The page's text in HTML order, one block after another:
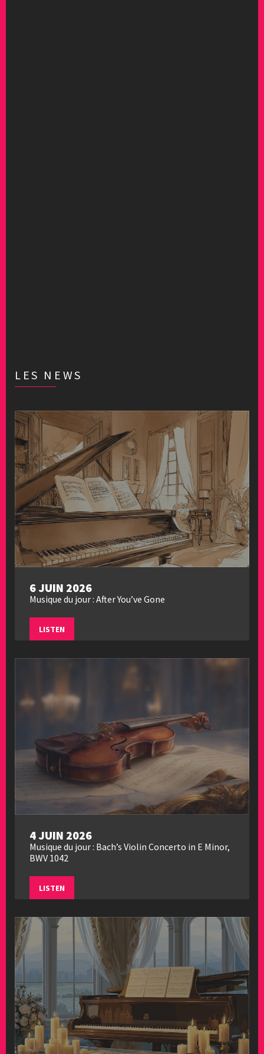
LES NEWS
6 JUIN 2026
Musique du jour : After You’ve Gone
LISTEN
4 JUIN 2026
Musique du jour : Bach’s Violin Concerto in E Minor,
BWV 1042
LISTEN